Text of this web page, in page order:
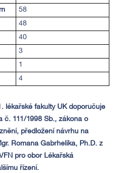
58
48
40
3
1
4
lékařské fakulty UK doporučuje
č. 111/1998 Sb., zákona o
předložení návrhu na
Romana Gabrhelíka, Ph.D. z
pro obor Lékařská
řízení.